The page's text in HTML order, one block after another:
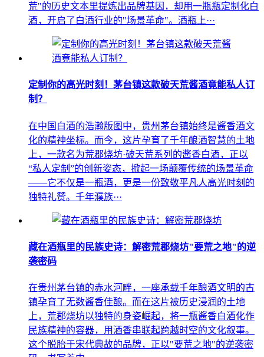
荒"的历史文本里提炼出品牌基因，却用一瓶瓶定制化白
酒，开启了白酒行业的"场景革命"。酒瓶上···
定制你的高光时刻！茅台镇这款破天荒酱酒竟能私人订
制？
在中国白酒的浩瀚版图中，贵州茅台镇始终是酱香酒文
化的精神坐标。而今，这片孕育了千年酿酒智慧的土地
上，一款名为荒郡烧坊·破天荒系列的酱香白酒，正以
“私人定制”的创新姿态，掀起一场颠覆传统的场景革命
——它不仅是一瓶酒，更是一份致敬平凡人高光时刻的
独特礼赞。千年濮族···
藏在酒瓶里的民族史诗：解密荒郡烧坊"要荒之地"的逆
袭密码
在贵州茅台镇的赤水河畔，一座承载千年酿酒文明的古
镇孕育了无数酱香佳酿。而在这片被历史浸润的土地
上，荒郡烧坊以独特的身姿崛起，将一瓶酱香白酒化作
民族精神的容器，用酒香串联起跨越时空的文化叙事。
这个脱胎于宋代典故的品牌，正以"要荒之地"的逆袭密